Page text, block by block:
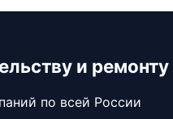
и ремонту
по всей России